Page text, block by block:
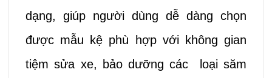
dạng, giúp người dùng dễ dàng chọn
được mẫu kệ phù hợp với không gian
tiệm sửa xe, bảo dưỡng các loại săm